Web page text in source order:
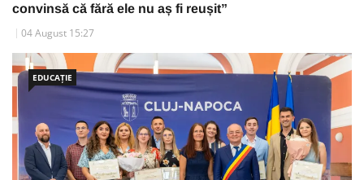
convinsă că fără ele nu aș fi reușit”
04 August 15:27
EDUCAȚIE